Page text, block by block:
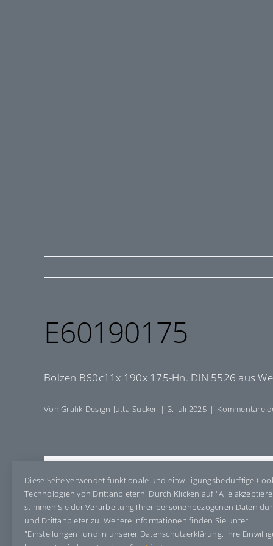
E60190175
Bolzen B60c11x 190x 175-Hn. DIN 5526 aus
VonGrafik-Design-Jutta-Sucker | 3. Juli 2025 | Kommentare
Share This Story, Choose Your
Diese Seite verwendet funktionale und einwilligungsbedürftige
Technologien von Drittanbietern. Durch Klicken auf "Alle
stimmen Sie der Verarbeitung Ihrer personenbezogenen Daten
und Drittanbieter zu. Weitere Informationen finden Sie unter
"Einstellungen" und in unserer Datenschutzerklärung. Ihre